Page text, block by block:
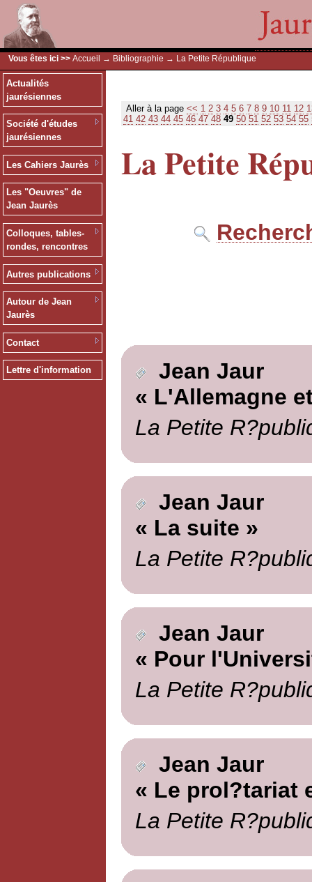
Vous êtes ici >> Accueil → Bibliographie → La Petite République
Actualités
jaurésiennes
Société d'études
jaurésiennes
Les Cahiers Jaurès
Les "Oeuvres" de
Jean Jaurès
Colloques, tables-
rondes, rencontres
Autres publications
Autour de Jean
Jaurès
Contact
Lettre d'information
Aller à la page << 1 2 3 4 5 6 7 8 9 10 11 12
41 42 43 44 45 46 47 48 49 50 51 52 53 54 55
La Petite
Jean Jaur
« L'Allemagne
La Petite
Jean Jaur
« La suite »
La Petite
Jean Jaur
« Pour
La Petite
Jean Jaur
« Le prol?tariat
La Petite